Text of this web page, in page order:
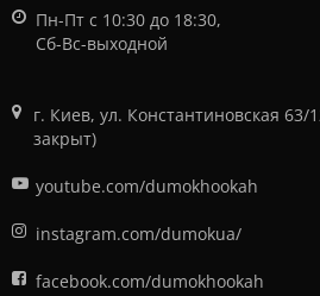
Пн-Пт с 10:30 до 18:30,
Сб-Вс-выходной
г. Киев, ул. Константиновская
закрыт)
youtube.com/dumokhookah
instagram.com/dumokua/
facebook.com/dumokhookah